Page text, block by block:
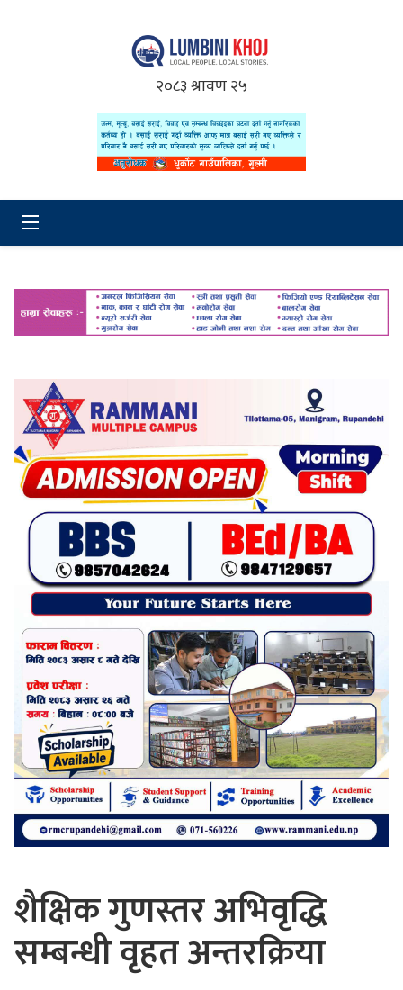
२०८३ श्रावण २५
शैक्षिक गुणस्तर अभिवृद्धि
सम्बन्धी वृहत अन्तरक्रिया